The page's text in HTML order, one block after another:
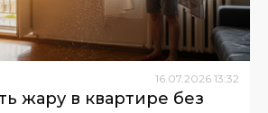
16.07.2026 13:32
жару в квартире без